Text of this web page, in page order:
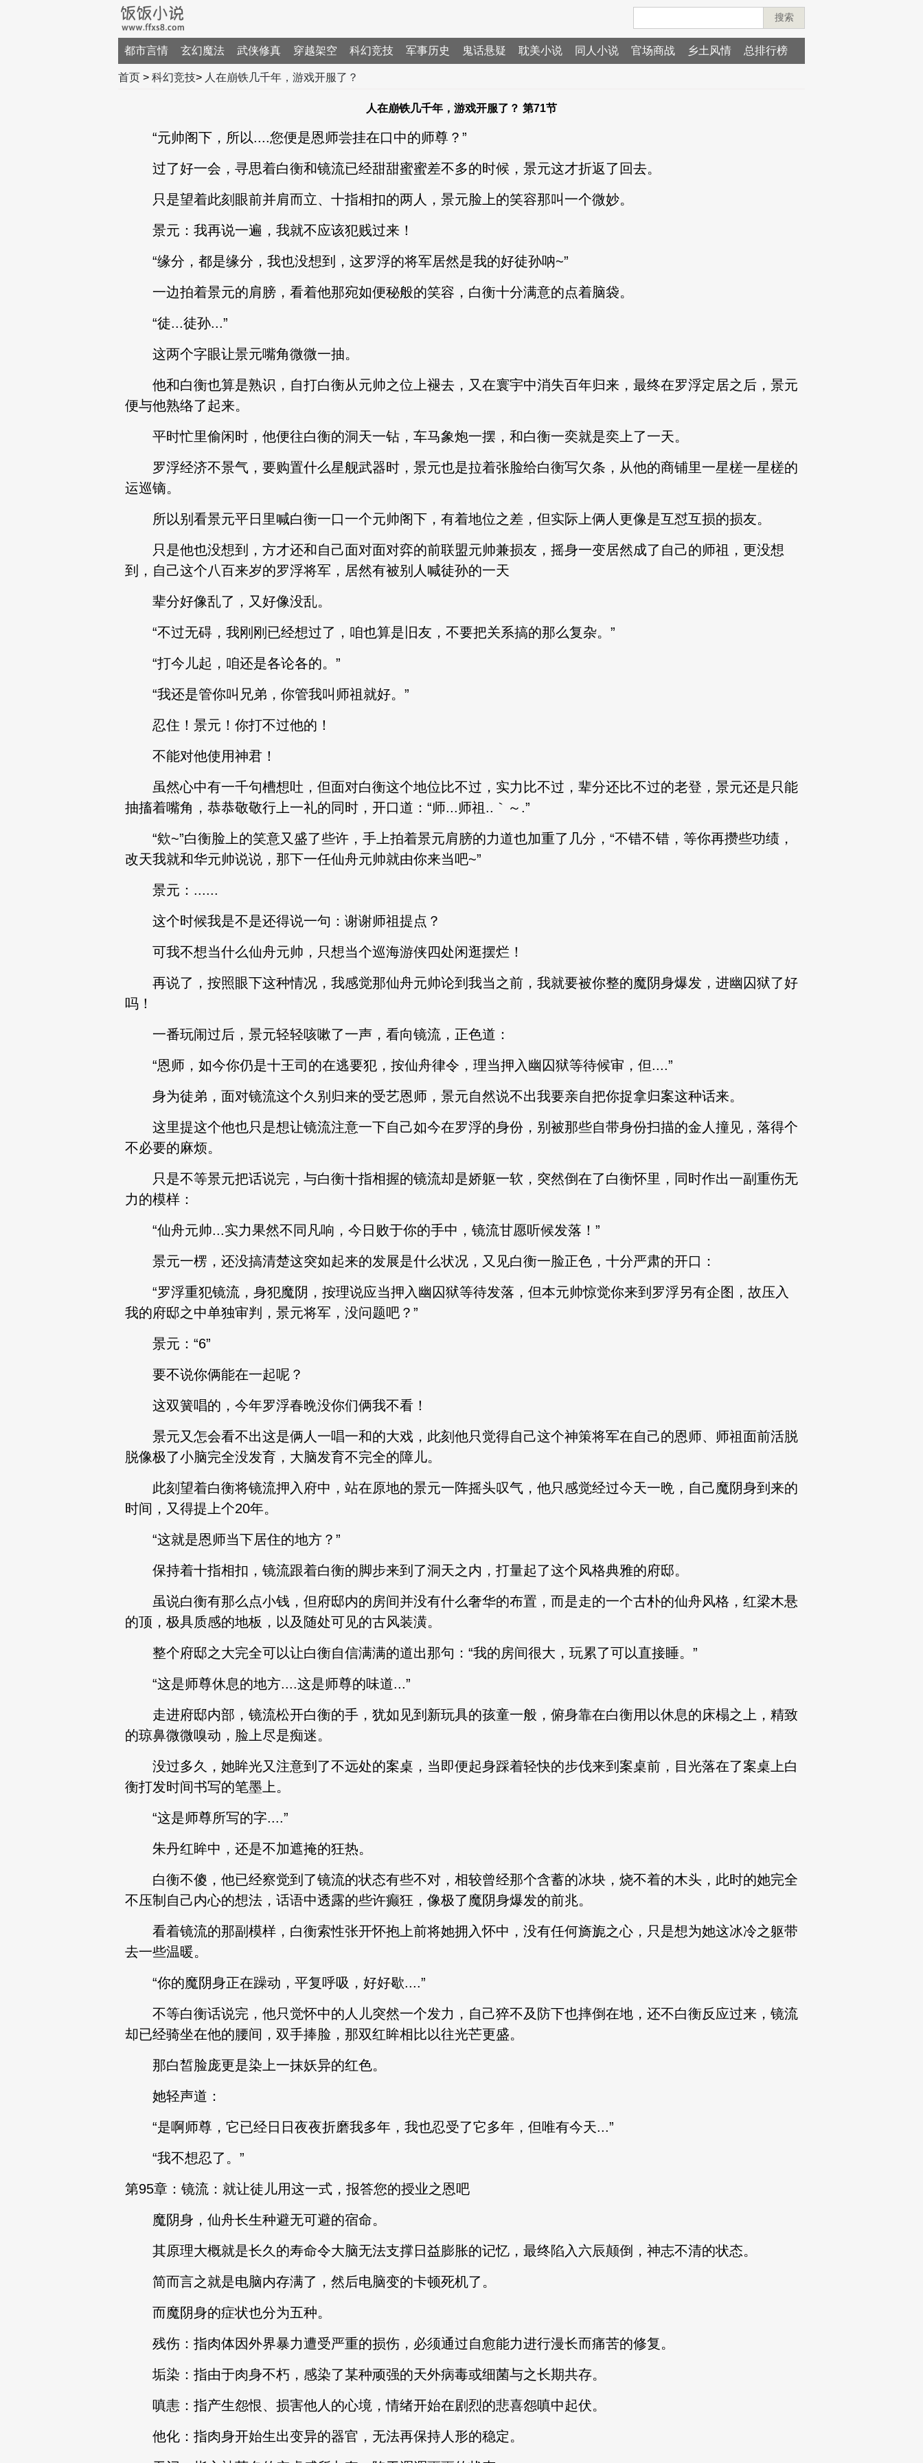
搜索
都市言情 玄幻魔法 武侠修真 穿越架空 科幻竞技 军事历史 鬼话悬疑 耽美小说 同人小说 官场商战 乡土风情 总排行榜
首页 > 科幻竞技> 人在崩铁几千年，游戏开服了？
人在崩铁几千年，游戏开服了？ 第71节
“元帅阁下，所以....您便是恩师尝挂在口中的师尊？”
过了好一会，寻思着白衡和镜流已经甜甜蜜蜜差不多的时候，景元这才折返了回去。
只是望着此刻眼前并肩而立、十指相扣的两人，景元脸上的笑容那叫一个微妙。
景元：我再说一遍，我就不应该犯贱过来！
“缘分，都是缘分，我也没想到，这罗浮的将军居然是我的好徒孙呐~”
一边拍着景元的肩膀，看着他那宛如便秘般的笑容，白衡十分满意的点着脑袋。
“徒...徒孙...”
这两个字眼让景元嘴角微微一抽。
他和白衡也算是熟识，自打白衡从元帅之位上褪去，又在寰宇中消失百年归来，最终在罗浮定居之后，景元
便与他熟络了起来。
平时忙里偷闲时，他便往白衡的洞天一钻，车马象炮一摆，和白衡一奕就是奕上了一天。
罗浮经济不景气，要购置什么星舰武器时，景元也是拉着张脸给白衡写欠条，从他的商铺里一星槎一星槎的
运巡镝。
所以别看景元平日里喊白衡一口一个元帅阁下，有着地位之差，但实际上俩人更像是互怼互损的损友。
只是他也没想到，方才还和自己面对面对弈的前联盟元帅兼损友，摇身一变居然成了自己的师祖，更没想
到，自己这个八百来岁的罗浮将军，居然有被别人喊徒孙的一天
辈分好像乱了，又好像没乱。
“不过无碍，我刚刚已经想过了，咱也算是旧友，不要把关系搞的那么复杂。”
“打今儿起，咱还是各论各的。”
“我还是管你叫兄弟，你管我叫师祖就好。”
忍住！景元！你打不过他的！
不能对他使用神君！
虽然心中有一千句槽想吐，但面对白衡这个地位比不过，实力比不过，辈分还比不过的老登，景元还是只能
抽搐着嘴角，恭恭敬敬行上一礼的同时，开口道：“师...师祖..｀～.”
“欸~”白衡脸上的笑意又盛了些许，手上拍着景元肩膀的力道也加重了几分，“不错不错，等你再攒些功绩，
改天我就和华元帅说说，那下一任仙舟元帅就由你来当吧~”
景元：......
这个时候我是不是还得说一句：谢谢师祖提点？
可我不想当什么仙舟元帅，只想当个巡海游侠四处闲逛摆烂！
再说了，按照眼下这种情况，我感觉那仙舟元帅论到我当之前，我就要被你整的魔阴身爆发，进幽囚狱了好
吗！
一番玩闹过后，景元轻轻咳嗽了一声，看向镜流，正色道：
“恩师，如今你仍是十王司的在逃要犯，按仙舟律令，理当押入幽囚狱等待候审，但....”
身为徒弟，面对镜流这个久别归来的受艺恩师，景元自然说不出我要亲自把你捉拿归案这种话来。
这里提这个他也只是想让镜流注意一下自己如今在罗浮的身份，别被那些自带身份扫描的金人撞见，落得个
不必要的麻烦。
只是不等景元把话说完，与白衡十指相握的镜流却是娇躯一软，突然倒在了白衡怀里，同时作出一副重伤无
力的模样：
“仙舟元帅...实力果然不同凡响，今日败于你的手中，镜流甘愿听候发落！”
景元一楞，还没搞清楚这突如起来的发展是什么状况，又见白衡一脸正色，十分严肃的开口：
“罗浮重犯镜流，身犯魔阴，按理说应当押入幽囚狱等待发落，但本元帅惊觉你来到罗浮另有企图，故压入
我的府邸之中单独审判，景元将军，没问题吧？”
景元：“6”
要不说你俩能在一起呢？
这双簧唱的，今年罗浮春晩没你们俩我不看！
景元又怎会看不出这是俩人一唱一和的大戏，此刻他只觉得自己这个神策将军在自己的恩师、师祖面前活脱
脱像极了小脑完全没发育，大脑发育不完全的障儿。
此刻望着白衡将镜流押入府中，站在原地的景元一阵摇头叹气，他只感觉经过今天一晩，自己魔阴身到来的
时间，又得提上个20年。
“这就是恩师当下居住的地方？”
保持着十指相扣，镜流跟着白衡的脚步来到了洞天之内，打量起了这个风格典雅的府邸。
虽说白衡有那么点小钱，但府邸内的房间并没有什么奢华的布置，而是走的一个古朴的仙舟风格，红梁木悬
的顶，极具质感的地板，以及随处可见的古风装潢。
整个府邸之大完全可以让白衡自信满满的道出那句：“我的房间很大，玩累了可以直接睡。”
“这是师尊休息的地方....这是师尊的味道...”
走进府邸内部，镜流松开白衡的手，犹如见到新玩具的孩童一般，俯身靠在白衡用以休息的床榻之上，精致
的琼鼻微微嗅动，脸上尽是痴迷。
没过多久，她眸光又注意到了不远处的案桌，当即便起身踩着轻快的步伐来到案桌前，目光落在了案桌上白
衡打发时间书写的笔墨上。
“这是师尊所写的字....”
朱丹红眸中，还是不加遮掩的狂热。
白衡不傻，他已经察觉到了镜流的状态有些不对，相较曾经那个含蓄的冰块，烧不着的木头，此时的她完全
不压制自己内心的想法，话语中透露的些许癫狂，像极了魔阴身爆发的前兆。
看着镜流的那副模样，白衡索性张开怀抱上前将她拥入怀中，没有任何旖旎之心，只是想为她这冰冷之躯带
去一些温暖。
“你的魔阴身正在躁动，平复呼吸，好好歇....”
不等白衡话说完，他只觉怀中的人儿突然一个发力，自己猝不及防下也摔倒在地，还不白衡反应过来，镜流
却已经骑坐在他的腰间，双手捧脸，那双红眸相比以往光芒更盛。
那白皙脸庞更是染上一抹妖异的红色。
她轻声道：
“是啊师尊，它已经日日夜夜折磨我多年，我也忍受了它多年，但唯有今天...”
“我不想忍了。”
第95章：镜流：就让徒儿用这一式，报答您的授业之恩吧
魔阴身，仙舟长生种避无可避的宿命。
其原理大概就是长久的寿命令大脑无法支撑日益膨胀的记忆，最终陷入六辰颠倒，神志不清的状态。
简而言之就是电脑内存满了，然后电脑变的卡顿死机了。
而魔阴身的症状也分为五种。
残伤：指肉体因外界暴力遭受严重的损伤，必须通过自愈能力进行漫长而痛苦的修复。
垢染：指由于肉身不朽，感染了某种顽强的天外病毒或细菌与之长期共存。
嗔恚：指产生怨恨、损害他人的心境，情绪开始在剧烈的悲喜怨嗔中起伏。
他化：指肉身开始生出变异的器官，无法再保持人形的稳定。